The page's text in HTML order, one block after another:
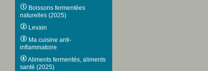
Boissons fermentées
naturelles (2025)
Levain
Ma cuisine anti-
inflammatoire
Aliments fermentés, aliments
santé (2025)